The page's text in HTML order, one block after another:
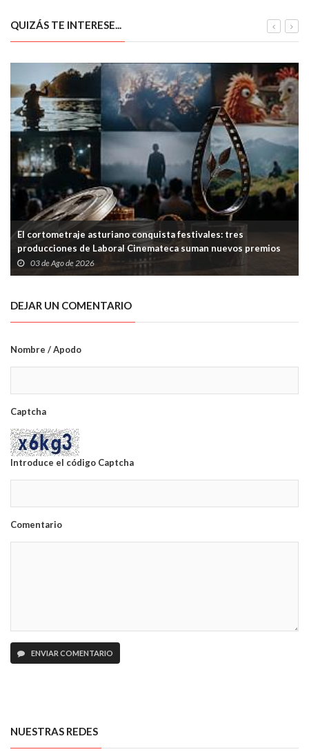
QUIZÁS TE INTERESE...
El cortometraje asturiano conquista festivales: tres
producciones de Laboral Cinemateca suman nuevos premios
03 de Ago de 2026
DEJAR UN COMENTARIO
Nombre / Apodo
Captcha
Introduce el código Captcha
Comentario
ENVIAR COMENTARIO
NUESTRAS REDES